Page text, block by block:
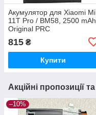
Акумулятор для Xiaomi Mi
11T Pro / BM58, 2500 mAh
Original PRC
815 ₴
Купити
Акційні пропозиції
–10%